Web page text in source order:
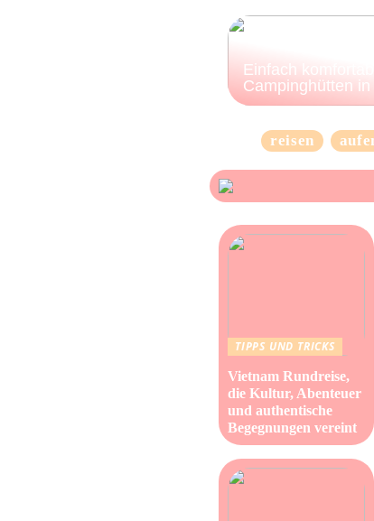
Einfach
Campinghütten in
reisen
TIPPS UND TRICKS
Vietnam Rundreise,
die Kultur, Abenteuer
und authentische
Begegnungen vereint